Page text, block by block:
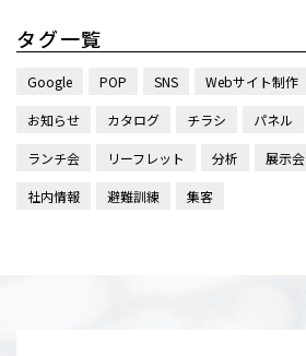
タグ一覧
Google POP SNS Webサイト制作
お知らせ カタログ チラシ パネル
ランチ会 リーフレット 分析 展示会
社内情報 避難訓練 集客